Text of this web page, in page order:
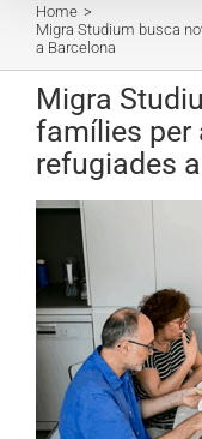
Home
Migra Studium busca
a Barcelona
Migra
famílies per
refugiades
View
Larger
Image